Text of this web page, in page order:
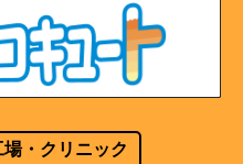
・クリニック